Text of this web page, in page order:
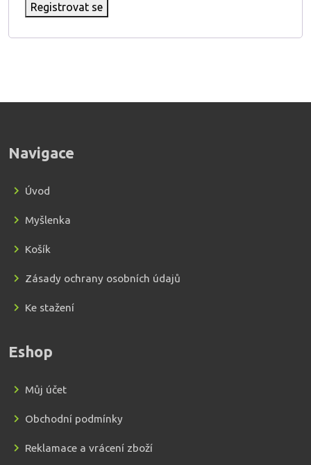
Registrovat se
Navigace
Úvod
Myšlenka
Košík
Zásady ochrany osobních údajů
Ke stažení
Eshop
Můj účet
Obchodní podmínky
Reklamace a vrácení zboží